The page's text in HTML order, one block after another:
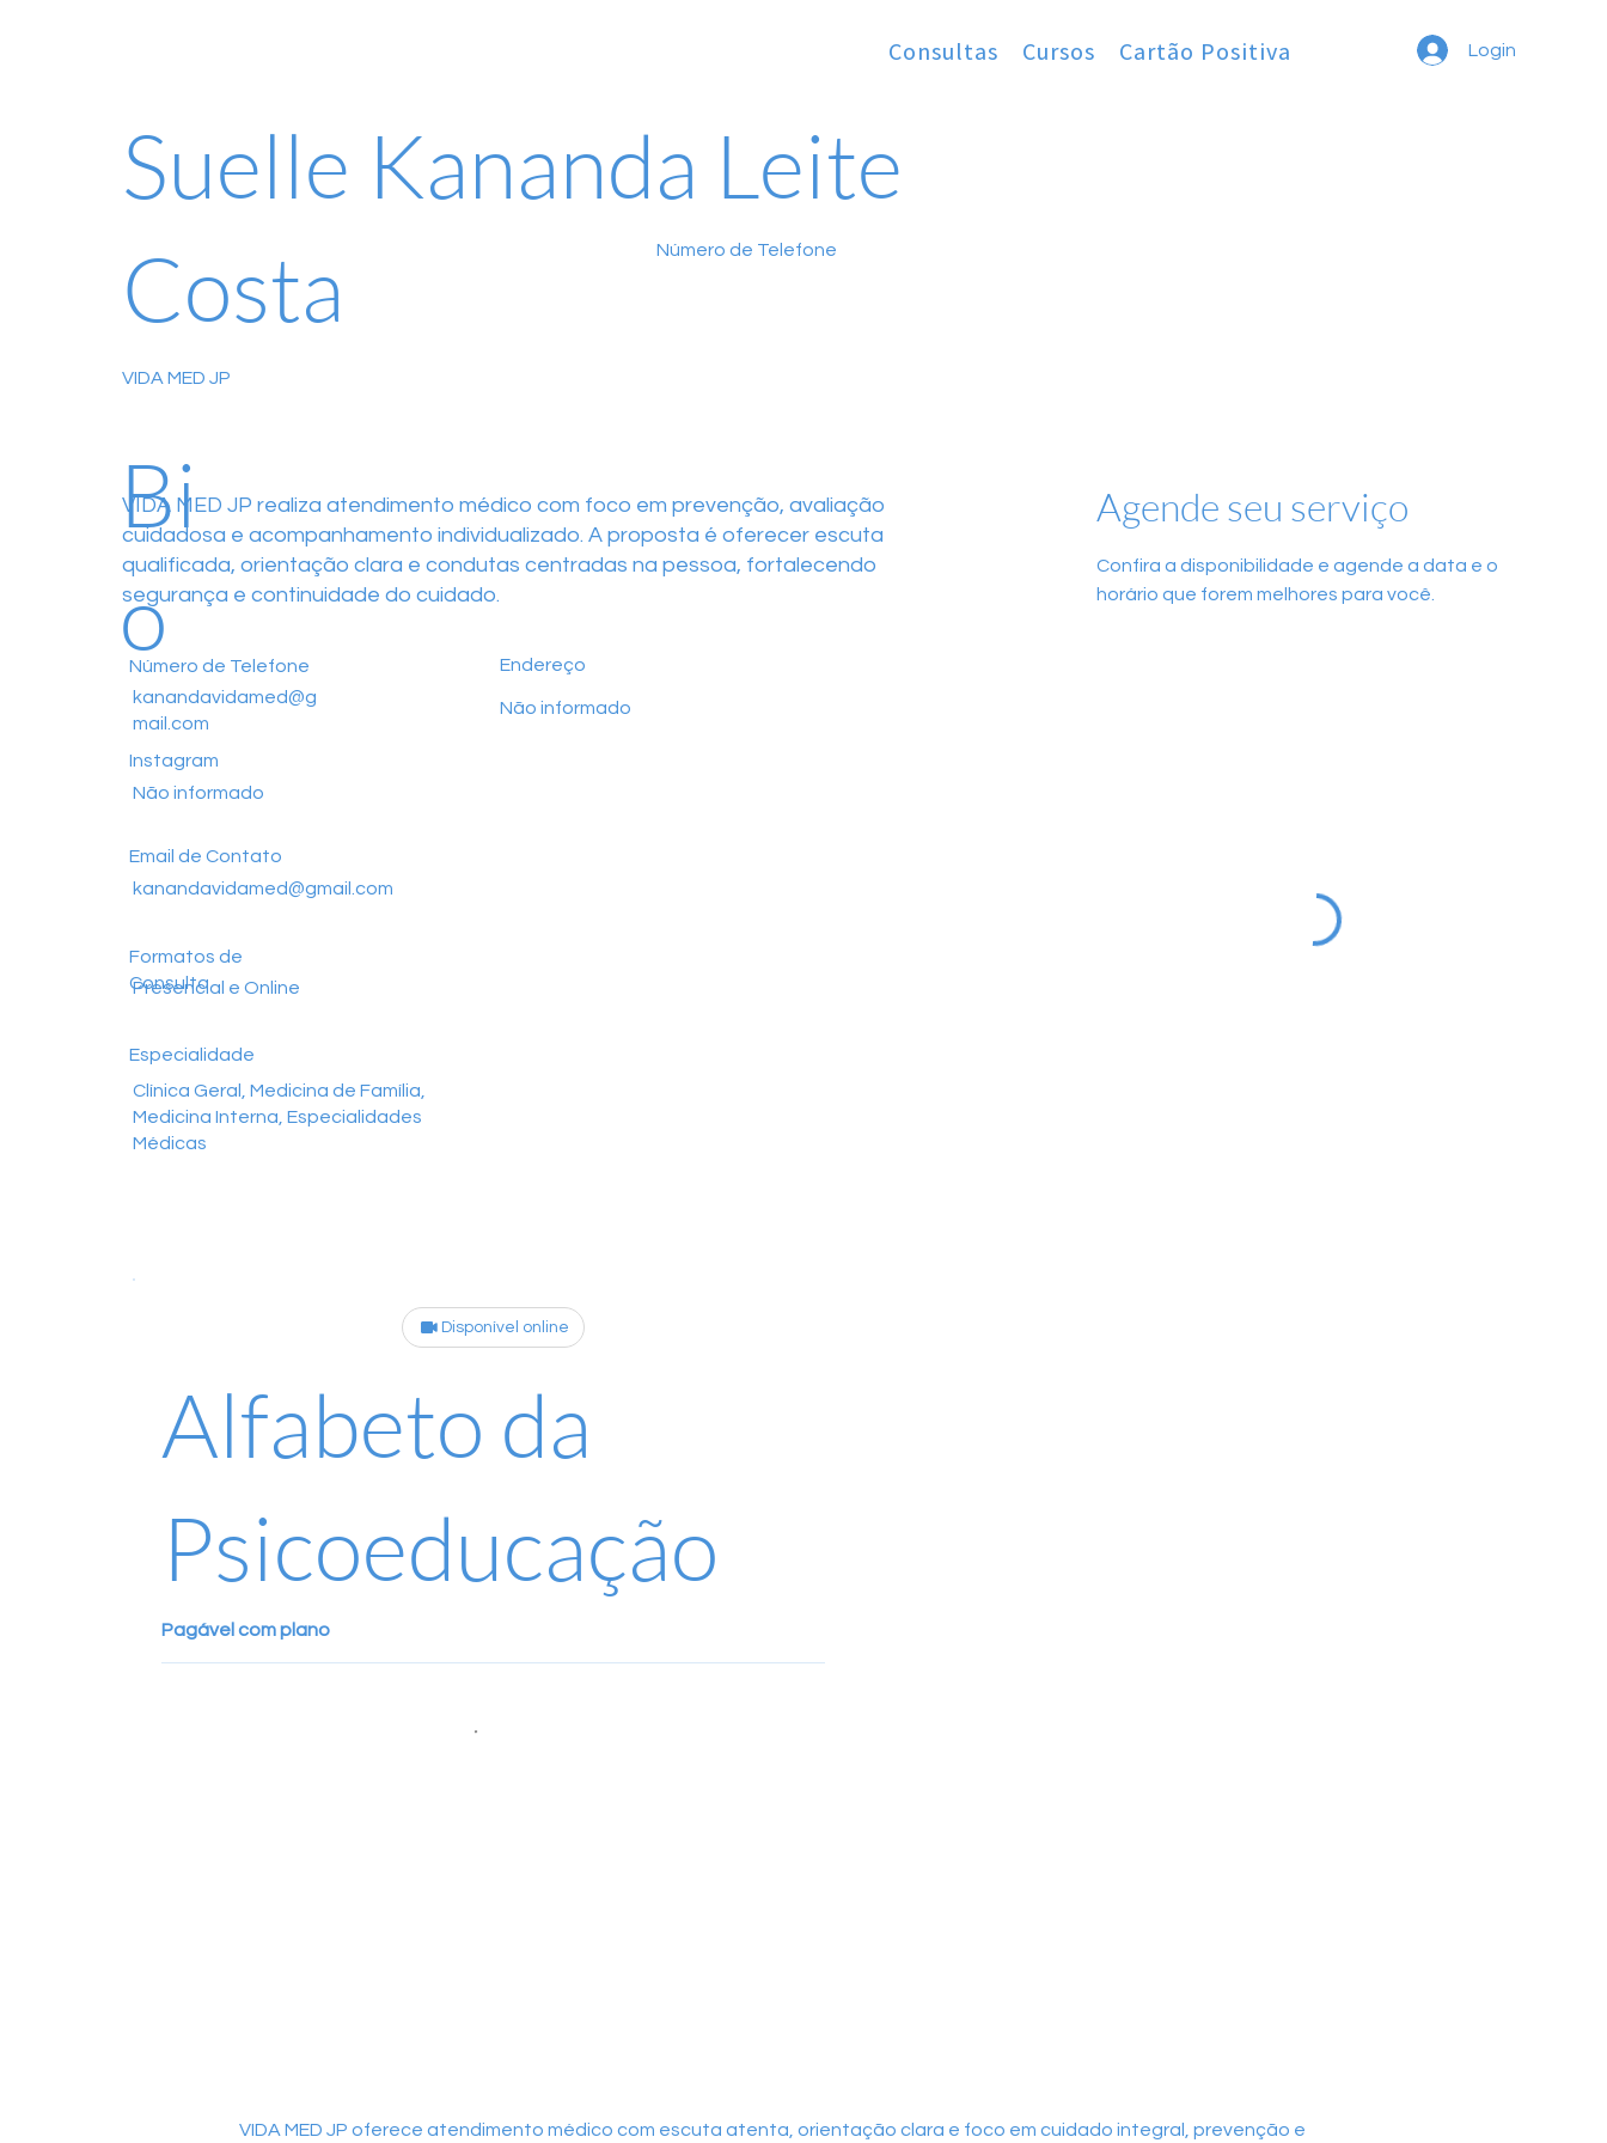
Cartão Positiva
Cursos
Consultas Login
Suelle Kananda Leite
Costa
VIDA MED JP
Número de Telefone
Bi
o
VIDA MED JP realiza atendimento médico com foco em prevenção, avaliação
cuidadosa e acompanhamento individualizado. A proposta é oferecer escuta
qualificada, orientação clara e condutas centradas na pessoa, fortalecendo
segurança e continuidade do cuidado.
Especialidade
Clínica Geral, Medicina de Família,
Medicina Interna, Especialidades
Médicas
Disponível online
Alfabeto da
Psicoeducação
Pagável com plano
Número de Telefone
kanandavidamed@g
mail.com
Email de Contato
kanandavidamed@gmail.com
Formatos de
Consulta
Presencial e Online
Instagram
Não informado
Endereço
Não informado
Agende seu serviço
Confira a disponibilidade e agende a data e o
horário que forem melhores para você.
VIDA MED JP oferece atendimento médico com escuta atenta, orientação clara e foco em cuidado integral, prevenção e